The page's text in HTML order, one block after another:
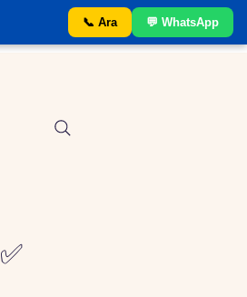
📞 Ara 💬 WhatsApp
✅